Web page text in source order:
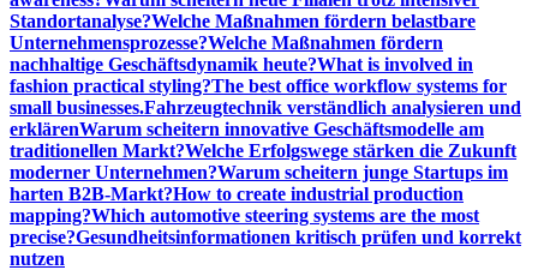
Standortanalyse?Welche Maßnahmen fördern belastbare
Unternehmensprozesse?Welche Maßnahmen fördern
nachhaltige Geschäftsdynamik heute?What is involved in
fashion practical styling?The best office workflow systems for
small businesses.Fahrzeugtechnik verständlich analysieren und
erklärenWarum scheitern innovative Geschäftsmodelle am
traditionellen Markt?Welche Erfolgswege stärken die Zukunft
moderner Unternehmen?Warum scheitern junge Startups im
harten B2B-Markt?How to create industrial production
mapping?Which automotive steering systems are the most
precise?Gesundheitsinformationen kritisch prüfen und korrekt
nutzen